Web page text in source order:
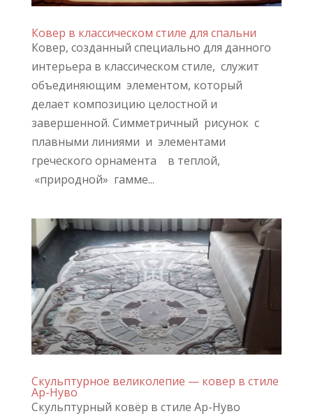
Ковер в классическом стиле для спальни
Ковер, созданный специально для данного
интерьера в классическом стиле, служит
объединяющим элементом, который
делает композицию целостной и
завершенной. Симметричный рисунок с
плавными линиями и элементами
греческого орнамента в теплой,
«природной» гамме...
Скульптурное великолепие — ковер в стиле
Ар-Нуво
Скульптурный ковёр в стиле Ар-Нуво